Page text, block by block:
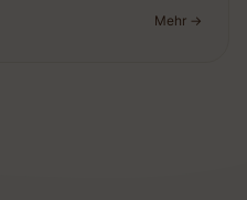
Mehr